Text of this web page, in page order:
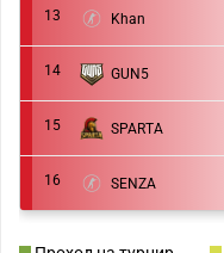
13 Khan
14 GUN5
15 SPARTA
16 SENZA